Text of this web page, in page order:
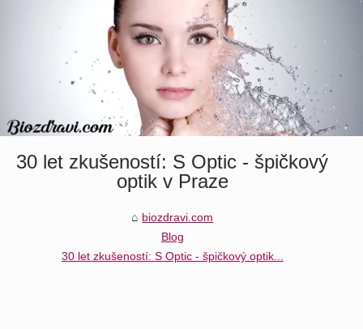
30 let zkušeností: S Optic - špičkový
optik v Praze
biozdravi.com
Blog
30 let zkušeností: S Optic - špičkový optik...